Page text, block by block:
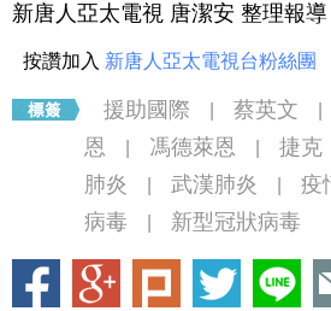
新唐人亞太電視 唐潔安 整理報導
按讚加入 新唐人亞太電視台粉絲團
援助國際 蔡英文
恩
馮德萊恩 捷克
肺炎
武漢肺炎 疫
病毒
新型冠狀病毒